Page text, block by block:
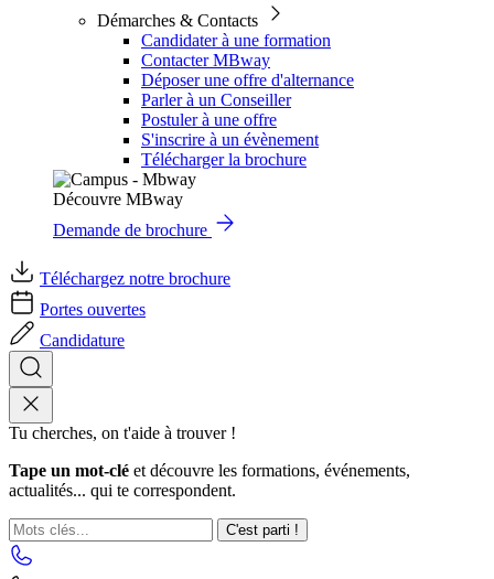
Démarches & Contacts
Candidater à une formation
Contacter MBway
Déposer une offre d'alternance
Parler à un Conseiller
Postuler à une offre
S'inscrire à un évènement
Télécharger la brochure
Découvre MBway
Demande de brochure
Téléchargez notre brochure
Portes ouvertes
Candidature
Tu cherches, on t'aide à trouver !
Tape un mot-clé et découvre les formations, événements,
actualités... qui te correspondent.
C'est parti !